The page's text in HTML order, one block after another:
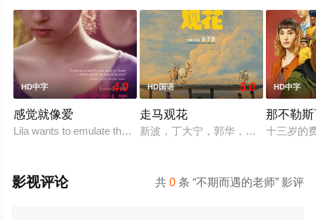
HD中字 4.0
感觉就像爱
Lila wants to emulate the sexual exploits of her more experienced
HD国语 5.0
走马观花
新波，丁大宁，郭华，程一木他们毕
HD中字
那不勒
十三岁的
共0 条 “不期而遇的老师” 影评
影视评论